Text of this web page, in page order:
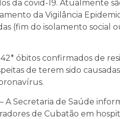
da covid-19. Atualmente
da Vigilância
(fim do isolamento social
óbitos confirmados de
de terem sido
A Secretaria de Saúde
de Cubatão em